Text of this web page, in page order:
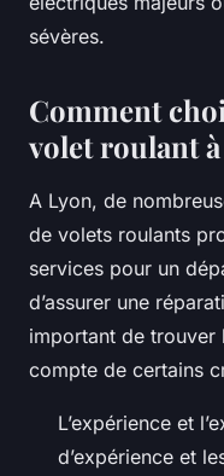
sévères.
Comment
volet roulant
A Lyon, de
de volets roulants
services pour un
d’assurer une
important de trouver
compte de certains
L’expérience et
d’expérience et